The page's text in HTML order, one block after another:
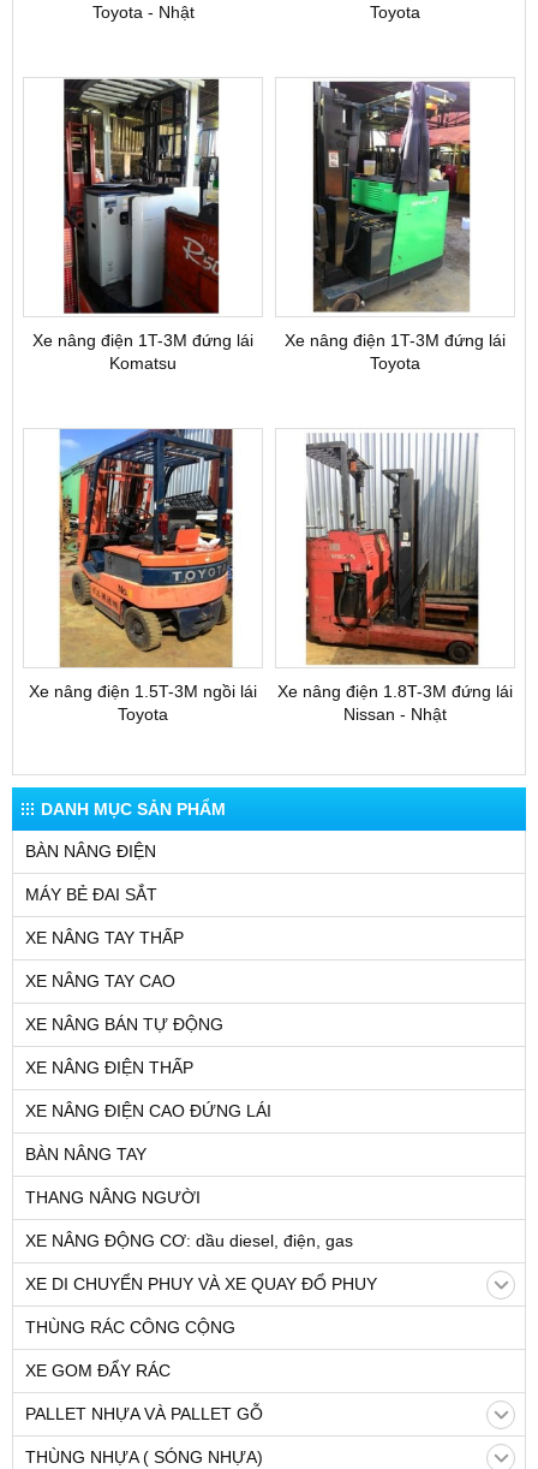
DANH MỤC SẢN PHẨM
BÀN NÂNG ĐIỆN
MÁY BẺ ĐAI SẮT
XE NÂNG TAY THẤP
XE NÂNG TAY CAO
XE NÂNG BÁN TỰ ĐỘNG
XE NÂNG ĐIỆN THẤP
XE NÂNG ĐIỆN CAO ĐỨNG LÁI
BÀN NÂNG TAY
THANG NÂNG NGƯỜI
XE NÂNG ĐỘNG CƠ: dầu diesel, điện, gas
XE DI CHUYỂN PHUY VÀ XE QUAY ĐỔ PHUY
THÙNG RÁC CÔNG CỘNG
XE GOM ĐẨY RÁC
PALLET NHỰA VÀ PALLET GỖ
THÙNG NHỰA ( SÓNG NHỰA)
Toyota - Nhật Toyota
Xe nâng điện 1T-3M đứng lái
Komatsu
Xe nâng điện 1T-3M đứng lái
Toyota
Xe nâng điện 1.5T-3M ngồi lái
Toyota
Xe nâng điện 1.8T-3M đứng lái
Nissan - Nhật